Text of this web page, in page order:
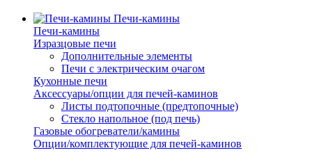
Печи-камины
Печи-камины
Изразцовые печи
Дополнительные элементы
Печи с электрическим очагом
Кухонные печи
Аксессуары/опции для печей-каминов
Листы подтопочные (предтопочные)
Стекло напольное (под печь)
Газовые обогреватели/камины
Опции/комплектующие для печей-каминов